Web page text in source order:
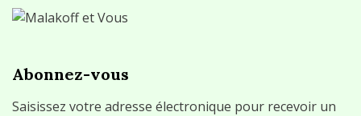
Abonnez-vous
Saisissez votre adresse électronique pour recevoir un